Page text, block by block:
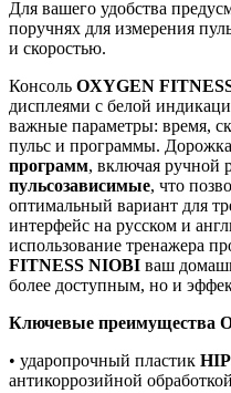
Для вашего удобства
поручнях для измерения
и скоростью.
Консоль OXYGEN
дисплеями с белой
важные параметры: время,
пульс и программы. Дорожка
программ, включая ручной
пульсозависимые, что
оптимальный вариант для
интерфейс на русском и
использование тренажера
FITNESS NIOBI ваш
более доступным, но и
Ключевые преимущества
• ударопрочный пластик
антикоррозийной